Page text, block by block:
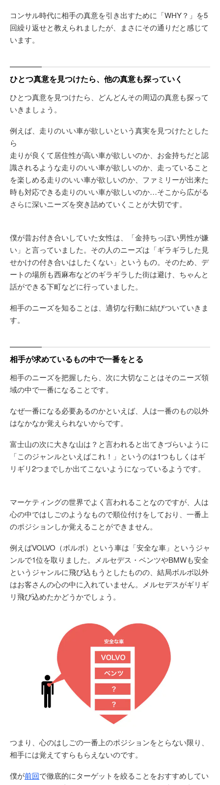
コンサル時代に相手の真意を引き出すために「WHY？」を5
回繰り返せと教えられましたが、まさにその通りだと感じて
います。
ひとつ真意を見つけたら、他の真意も探っていく
ひとつ真意を見つけたら、どんどんその周辺の真意も探って
いきましょう。
例えば、走りのいい車が欲しいという真実を見つけたとした
ら
走りが良くて居住性が高い車が欲しいのか、お金持ちだと認
識されるような走りのいい車が欲しいのか、走っていること
を楽しめる走りのいい車が欲しいのか、ファミリーが出来た
時も対応できる走りのいい車が欲しいのか…そこから広がる
さらに深いニーズを突き詰めていくことが大切です。
僕が昔お付き合いしていた女性は、「金持ちっぽい男性が嫌
い」と言っていました。その人のニーズは「ギラギラした見
せかけの付き合いはしたくない」というもの。そのため、デ
ートの場所も西麻布などのギラギラした街は避け、ちゃんと
話ができる下町などに行っていました。
相手のニーズを知ることは、適切な行動に結びついていきま
す。
相手が求めているもの中で一番をとる
相手のニーズを把握したら、次に大切なことはそのニーズ領
域の中で一番になることです。
なぜ一番になる必要あるのかといえば、人は一番のもの以外
はなかなか覚えられないからです。
富士山の次に大きな山は？と言われると出てきづらいように
「このジャンルといえばこれ！」というのは1つもしくはギ
リギリ2つまでしか出てこないようになっているようです。
マーケティングの世界でよく言われることなのですが、人は
心の中ではしごのようなもので順位付けをしており、一番上
のポジションしか覚えることができません。
例えばVOLVO（ボルボ）という車は「安全な車」というジャ
ンルで1位を取りました。メルセデス・ベンツやBMWも安全
というジャンルに飛び込もうとしたものの、結局ボルボ以外
はお客さんの心の中に入れていません。メルセデスがギリギ
リ飛び込めたかどうかでしょう。
つまり、心のはしごの一番上のポジションをとらない限り、
相手には覚えてすらもらえないのです。
僕が前回で徹底的にターゲットを絞ることをおすすめしてい